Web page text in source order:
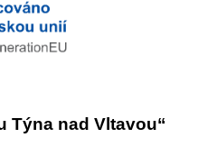
Týna nad Vltavou“